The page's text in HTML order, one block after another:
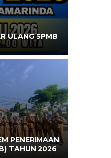
ULANG SPMB
PENERIMAAN
TAHUN 2026